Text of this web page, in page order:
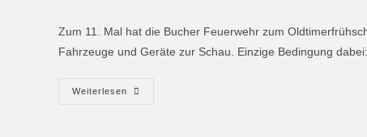
Zum 11. Mal hat die Bucher Feuerwehr zum
Fahrzeuge und Geräte zur Schau. Einzige Bedingung
Weiterlesen